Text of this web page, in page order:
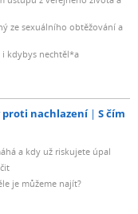
ze sexuálního obtěžování a
i kdybys nechtěl*a
proti nachlazení
S čím
a kdy už riskujete úpal
je můžeme najít?